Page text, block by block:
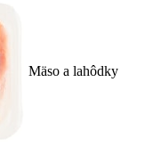
Mäso a lahôdky